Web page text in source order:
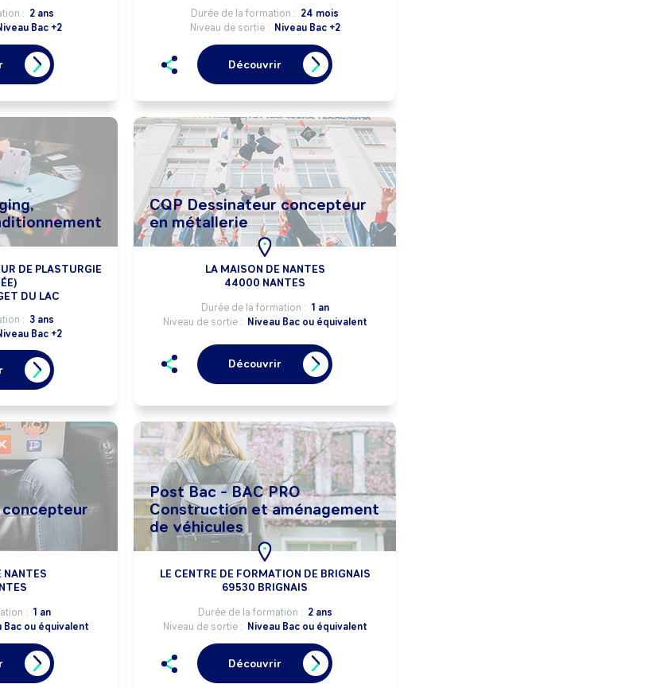
: 2 ans
Bac +2
Durée de la formation : 24 mois
Niveau de sortie : Niveau Bac +2
Découvrir
DE PLASTURGIE
DU LAC
: 3 ans
Bac +2
CQP Dessinateur concepteur
en métallerie
LA MAISON DE NANTES
44000 NANTES
Durée de la formation : 1 an
Niveau de sortie : Niveau Bac ou équivalent
Découvrir
concepteur
NANTES
: 1 an
Bac ou équivalent
Post Bac - BAC PRO
Construction et aménagement
de véhicules
LE CENTRE DE FORMATION DE BRIGNAIS
69530 BRIGNAIS
Durée de la formation : 2 ans
Niveau de sortie : Niveau Bac ou équivalent
Découvrir